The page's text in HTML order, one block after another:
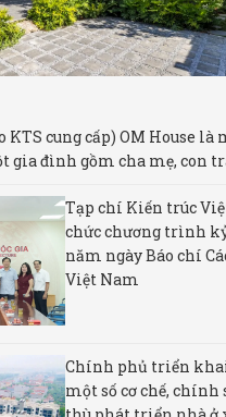
KTS cung cấp) OM House là
gia đình gồm cha mẹ, con
Tạp chí Kiến trúc
chức chương trình
năm ngày Báo chí
Việt Nam
Chính phủ triển
một số cơ chế, chính